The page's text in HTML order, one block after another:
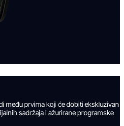
među prvima koji će dobiti ekskluzivan
sadržaja i ažurirane programske